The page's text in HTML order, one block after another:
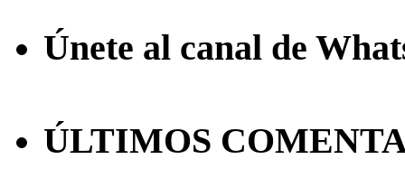
Únete al canal de
ÚLTIMOS